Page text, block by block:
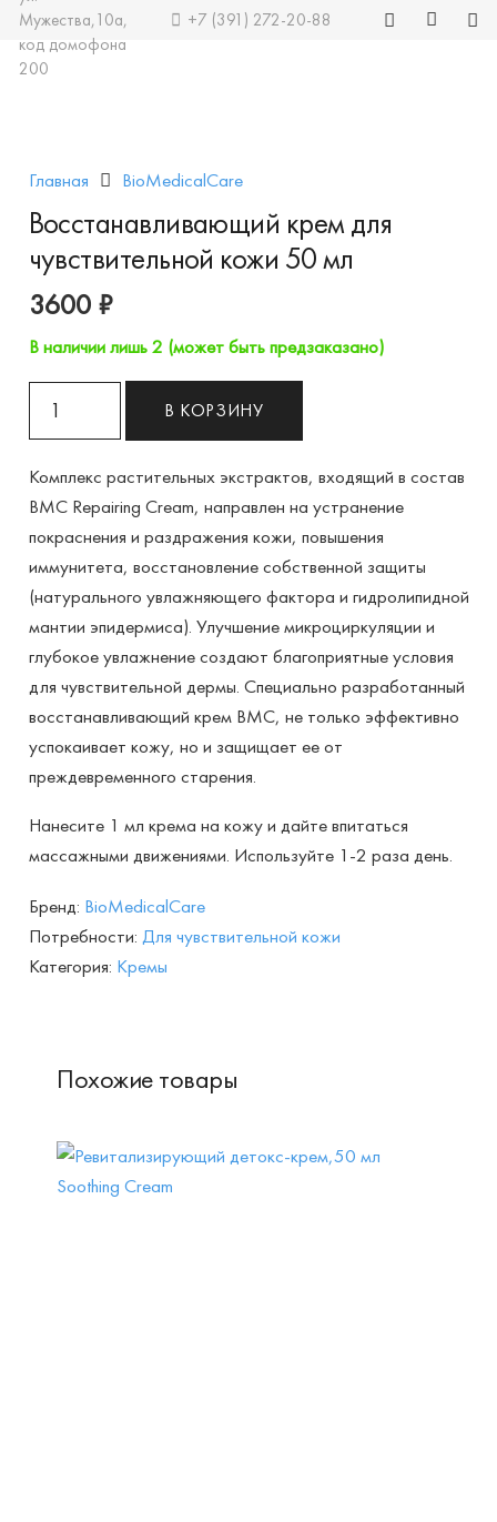
Мужества,10а,
код домофона
200
+7 (391) 272-20-88
Главная BioMedicalCare
Восстанавливающий крем для
чувствительной кожи 50 мл
3600 ₽
В наличии лишь 2 (может быть предзаказано)
товара
крем
для
чувствительной
кожи
50
мл
В КОРЗИНУ
Комплекс растительных экстрактов, входящий в состав
BMC Repairing Cream, направлен на устранение
покраснения и раздражения кожи, повышения
иммунитета, восстановление собственной защиты
(натурального увлажняющего фактора и гидролипидной
мантии эпидермиса). Улучшение микроциркуляции и
глубокое увлажнение создают благоприятные условия
для чувствительной дермы. Специально разработанный
восстанавливающий крем BMC, не только эффективно
успокаивает кожу, но и защищает ее от
преждевременного старения.
Нанесите 1 мл крема на кожу и дайте впитаться
массажными движениями. Используйте 1-2 раза день.
Бренд: BioMedicalCare
Потребности: Для чувствительной кожи
Категория: Кремы
Похожие товары